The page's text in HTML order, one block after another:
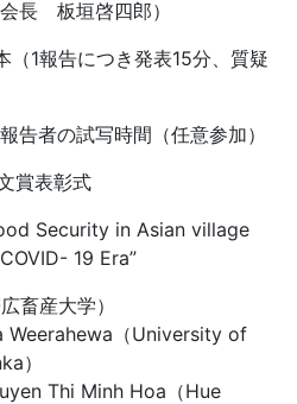
長 板垣啓四郎）
1報告につき発表15分、質疑
告者の試写時間（任意参加）
賞表彰式
Security in Asian village
19 Era”
畜産大学）
（University of
）
Thi Minh Hoa（Hue